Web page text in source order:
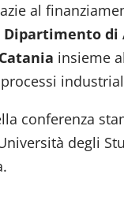
al
Dipartimento di
insieme
conferenza
degli